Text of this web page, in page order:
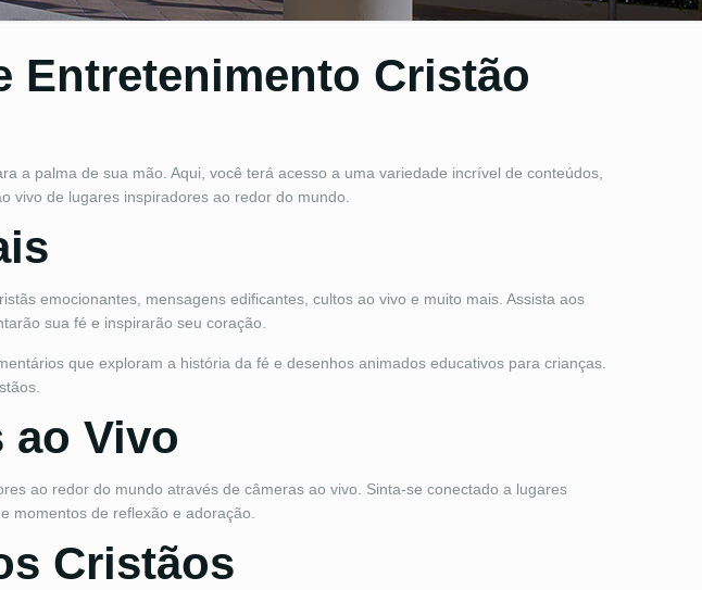
Entretenimento Cristão
a palma de sua mão. Aqui, você terá acesso a uma variedade incrível de conteúdos,
vivo de lugares inspiradores ao redor do mundo.
emocionantes, mensagens edificantes, cultos ao vivo e muito mais. Assista aos
sua fé e inspirarão seu coração.
que exploram a história da fé e desenhos animados educativos para crianças.
ao Vivo
ao redor do mundo através de câmeras ao vivo. Sinta-se conectado a lugares
momentos de reflexão e adoração.
Cristãos